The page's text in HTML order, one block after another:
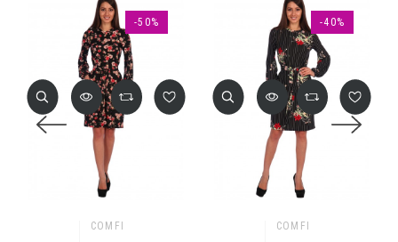
COMFI
-50%
COMFI
-40%